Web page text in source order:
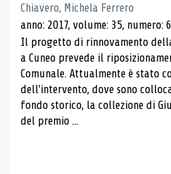
Chiavero, Michela Ferrero
anno: 2017, volume: 35, numero: 6
Il progetto di rinnovamento
a Cuneo prevede il
Comunale. Attualmente è stato
dell'intervento, dove sono
fondo storico, la collezione di
del premio ...